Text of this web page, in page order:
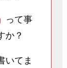
って事
か？
いてま